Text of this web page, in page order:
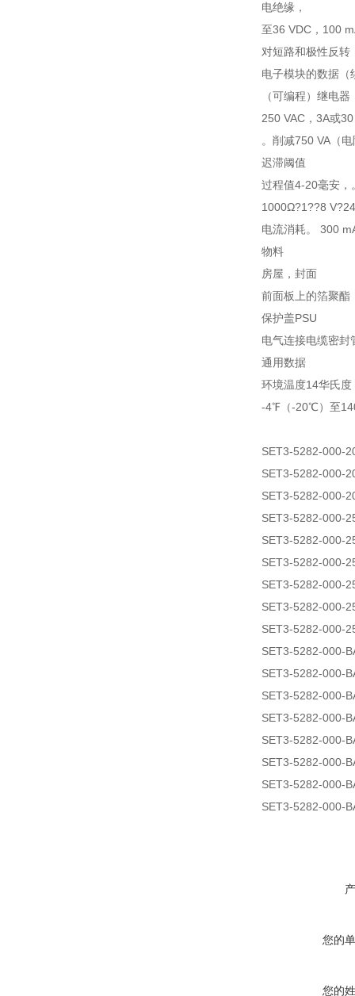
电绝缘，
至36 VDC，100
对短路和极性反转
电子模块的数据（
（可编程）继电
250 VAC，3A或
。削减750 VA（
迟滞阈值
过程值4-20毫安
1000Ω?1??8
电流消耗。 300
物料
房屋，封面
前面板上的箔聚酯
保护盖PSU
电气连接电缆密封
通用数据
环境温度14华氏
-4℉（-20℃）至
SET3-5282-000-
SET3-5282-000-
SET3-5282-000-
SET3-5282-000-
SET3-5282-000-
SET3-5282-000-
SET3-5282-000-
SET3-5282-000-
SET3-5282-000-
SET3-5282-000-
SET3-5282-000-
SET3-5282-000-
SET3-5282-000-
SET3-5282-000-
SET3-5282-000-
SET3-5282-000-
SET3-5282-000-
您的
您的